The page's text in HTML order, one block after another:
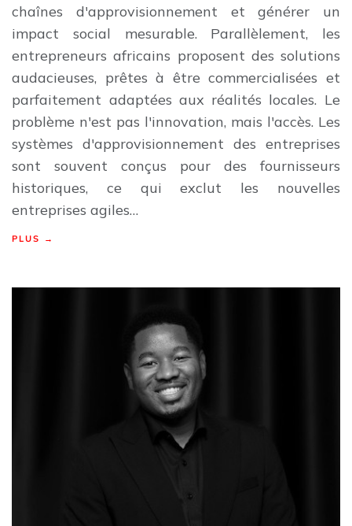
chaînes d'approvisionnement et générer un
impact social mesurable. Parallèlement, les
entrepreneurs africains proposent des solutions
audacieuses, prêtes à être commercialisées et
parfaitement adaptées aux réalités locales. Le
problème n'est pas l'innovation, mais l'accès. Les
systèmes d'approvisionnement des entreprises
sont souvent conçus pour des fournisseurs
historiques, ce qui exclut les nouvelles
entreprises agiles…
PLUS →